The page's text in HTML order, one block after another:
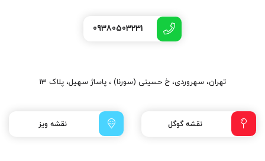
09380503231
تهران، سهروردی، خ حسینی (سورنا) ، پاساژ سهیل، پلاک 13
نقشه گوگل نقشه ویز